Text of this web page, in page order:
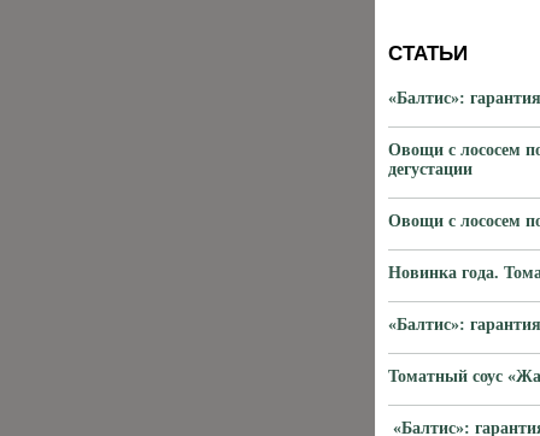
СТАТЬИ
«Балтис»:
Овощи с лососем
дегустации
Овощи с лососем
Новинка года.
«Балтис»:
Томатный соус
«Балтис»: